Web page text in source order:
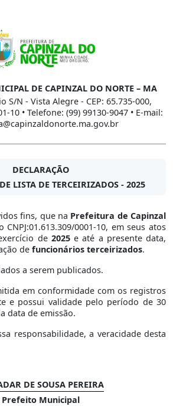
DE CAPINZAL DO NORTE – MA
S/N - Vista Alegre - CEP: 65.735-000,
10 • Telefone: (99) 99130-9047 • E-mail:
DECLARAÇÃO
LISTA DE TERCEIRIZADOS - 2025
fins, que na Prefeitura de Capinzal
0001-10, em seus atos
de 2025e até a presente data,
de funcionários terceirizados.
a serem publicados.
em conformidade com os registros
e possui validade pelo período de 30
data de emissão.
responsabilidade, a veracidade desta
DE SOUSA PEREIRA
Prefeito Municipal